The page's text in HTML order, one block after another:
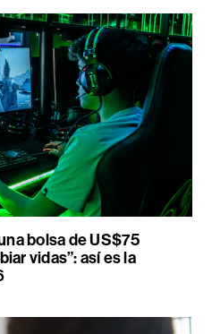
bolsa de US$75
vidas”: así es la